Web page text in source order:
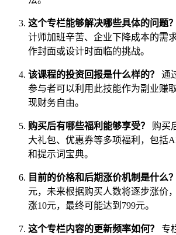
这个专栏能够解决哪些具体的问题？
计师加班辛苦、企业下降成本的需
作封面或设计时面临的挑战。
该课程的投资回报是什么样的？
通
参与者可以利用此技能作为副业赚
现财务自由。
购买后有哪些福利能够享受？
购买
大礼包、优惠券等多项福利，包括
和提示词宝典。
目前的价格和后期涨价机制是什么？
元，未来根据购买人数将逐步涨价
涨10元，最终可能达到799元。
这个专栏内容的更新频率如何？
专